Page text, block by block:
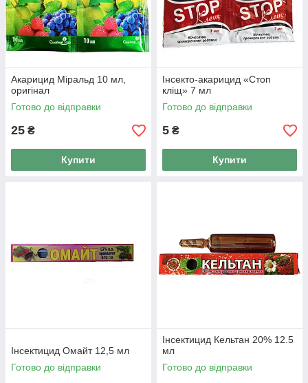
Акарицид Міральд 10 мл,
оригінал
Готово до відправки
25 ₴
Купити
Інсекто-акарицид «Стоп
кліщ» 7 мл
Готово до відправки
5 ₴
Купити
Інсектицид Омайт 12,5 мл
Готово до відправки
Інсектицид Кельтан 20% 12.5
мл
Готово до відправки